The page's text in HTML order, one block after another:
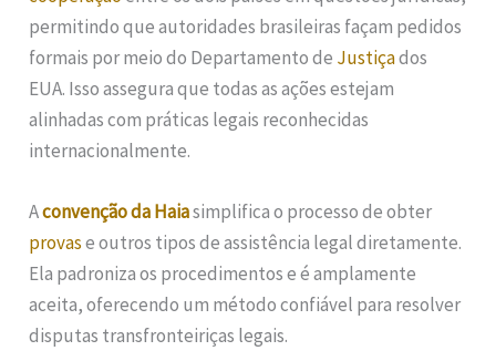
permitindo que autoridades brasileiras façam pedidos
formais por meio do Departamento de Justiçados
EUA. Isso assegura que todas as ações estejam
alinhadas com práticas legais reconhecidas
internacionalmente.
Aconvenção da Haiasimplifica o processo de obter
provase outros tipos de assistência legal diretamente.
Ela padroniza os procedimentos e é amplamente
aceita, oferecendo um método confiável para resolver
disputas transfronteiriças legais.